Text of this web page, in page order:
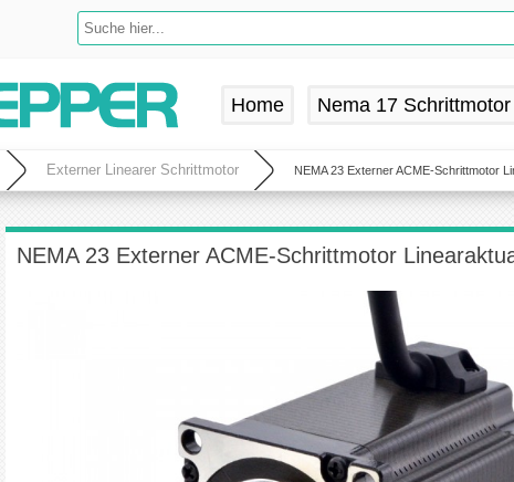
Home Nema 17 Schrittmotor
Externer Linearer Schrittmotor NEMA 23 Externer ACME-Schrittmotor
NEMA 23 Externer ACME-Schrittmotor